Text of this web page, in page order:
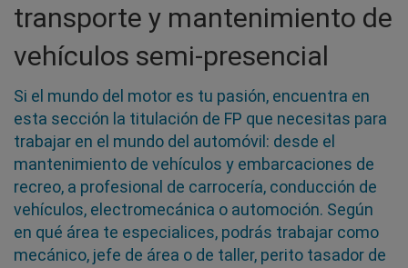
transporte y mantenimiento de
vehículos semi-presencial
Si el mundo del motor es tu pasión, encuentra en
esta sección la titulación de FP que necesitas para
trabajar en el mundo del automóvil: desde el
mantenimiento de vehículos y embarcaciones de
recreo, a profesional de carrocería, conducción de
vehículos, electromecánica o automoción. Según
en qué área te especialices, podrás trabajar como
mecánico, jefe de área o de taller, perito tasador de